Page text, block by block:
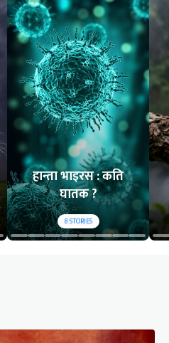
हान्ता भाइरस : कति
घातक ?
8STORIES